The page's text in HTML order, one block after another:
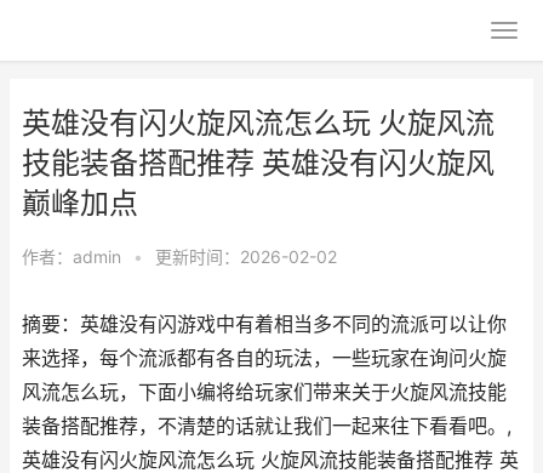
英雄没有闪火旋风流怎么玩 火旋风流
技能装备搭配推荐 英雄没有闪火旋风
巅峰加点
作者： admin • 更新时间：2026-02-02
摘要：英雄没有闪游戏中有着相当多不同的流派可以让你
来选择，每个流派都有各自的玩法，一些玩家在询问火旋
风流怎么玩，下面小编将给玩家们带来关于火旋风流技能
装备搭配推荐，不清楚的话就让我们一起来往下看看吧。,
英雄没有闪火旋风流怎么玩 火旋风流技能装备搭配推荐 英